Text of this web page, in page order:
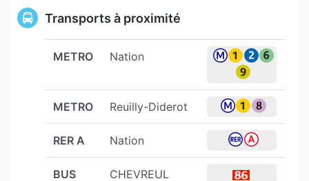
Transports à proximité
METRO Nation
METRO Reuilly-Diderot
RER A Nation
BUS CHEVREUL